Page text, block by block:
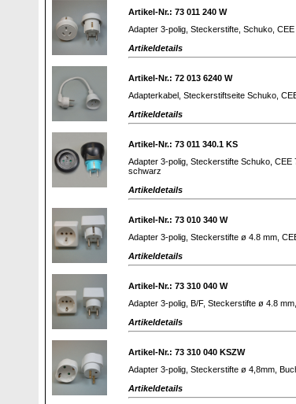
Artikel-Nr.: 73 011 240 W
Adapter 3-polig, Steckerstifte, Schuko,
Artikeldetails
Artikel-Nr.: 72 013 6240 W
Adapterkabel, Steckerstiftseite Schuko,
Artikeldetails
Artikel-Nr.: 73 011 340.1 KS
Adapter 3-polig, Steckerstifte Schuko, CEE
schwarz
Artikeldetails
Artikel-Nr.: 73 010 340 W
Adapter 3-polig, Steckerstifte ø 4.8 mm,
Artikeldetails
Artikel-Nr.: 73 310 040 W
Adapter 3-polig, B/F, Steckerstifte ø 4.8
Artikeldetails
Artikel-Nr.: 73 310 040 KSZW
Adapter 3-polig, Steckerstifte ø 4,8mm,
Artikeldetails